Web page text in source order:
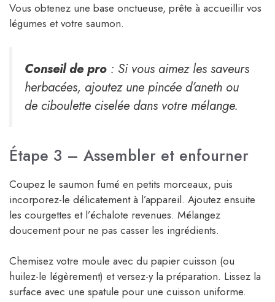
Vous obtenez une base onctueuse, prête à accueillir vos
légumes et votre saumon.
Conseil de pro : Si vous aimez les saveurs
herbacées, ajoutez une pincée d’aneth ou
de ciboulette ciselée dans votre mélange.
Étape 3 – Assembler et enfourner
Coupez le saumon fumé en petits morceaux, puis
incorporez-le délicatement à l’appareil. Ajoutez ensuite
les courgettes et l’échalote revenues. Mélangez
doucement pour ne pas casser les ingrédients.
Chemisez votre moule avec du papier cuisson (ou
huilez-le légèrement) et versez-y la préparation. Lissez la
surface avec une spatule pour une cuisson uniforme.